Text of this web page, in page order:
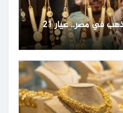
هبوط جديد يضرب الذهب في مصر.. عيار 21